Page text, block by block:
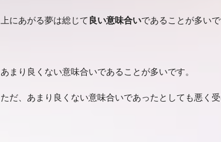
上にあがる夢は総じて 良い意味合いであることが多い
あまり良くない意味合いであることが多いです。
ただ、あまり良くない意味合いであったとしても悪く